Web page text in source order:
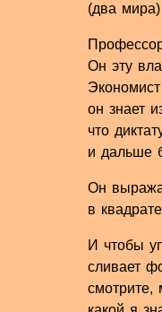
(два мира)
Он эту
он знает
что
и дальше
Он
в
И чтобы
сливает
смотрите,